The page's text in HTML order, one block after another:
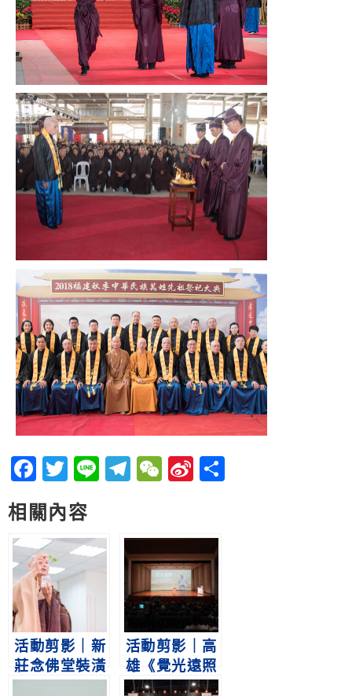
Facebook
Twitter
LineTelegram
WeChat
Sina
相關內容
活動剪影｜新
莊念佛堂裝潢
活動剪影｜高
雄《覺光遠照
—淨空老法師